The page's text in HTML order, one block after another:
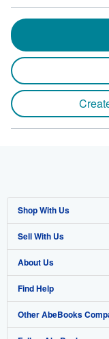
Shop With Us
Advanced Search
Browse Collections
My Account
My Orders
Sell With Us
Start Selling
Join Our Affiliate Program
Book Buyback
About Us
About AbeBooks
Media
Find Help
Help
Other AbeBooks